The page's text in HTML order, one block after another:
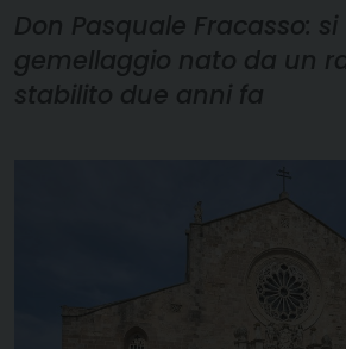
Don Pasquale Fracasso:
gemellaggio nato da un
stabilito due anni fa